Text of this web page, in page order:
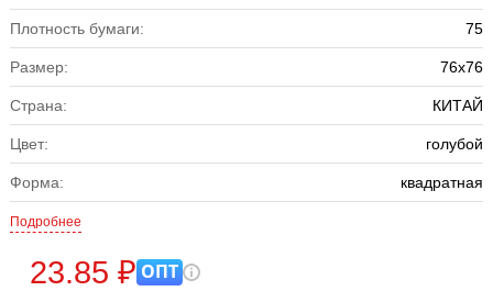
Плотность бумаги: 75
Размер: 76x76
Страна: КИТАЙ
Цвет: голубой
Форма: квадратная
Подробнее
23.85 ₽ ОПТ